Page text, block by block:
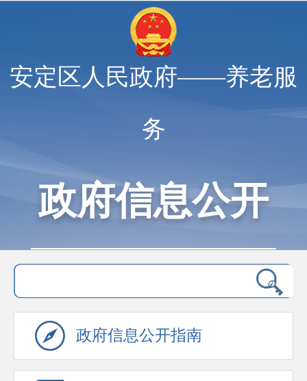
安定区人民政府——养老服
务
政府信息公开
政府信息公开指南